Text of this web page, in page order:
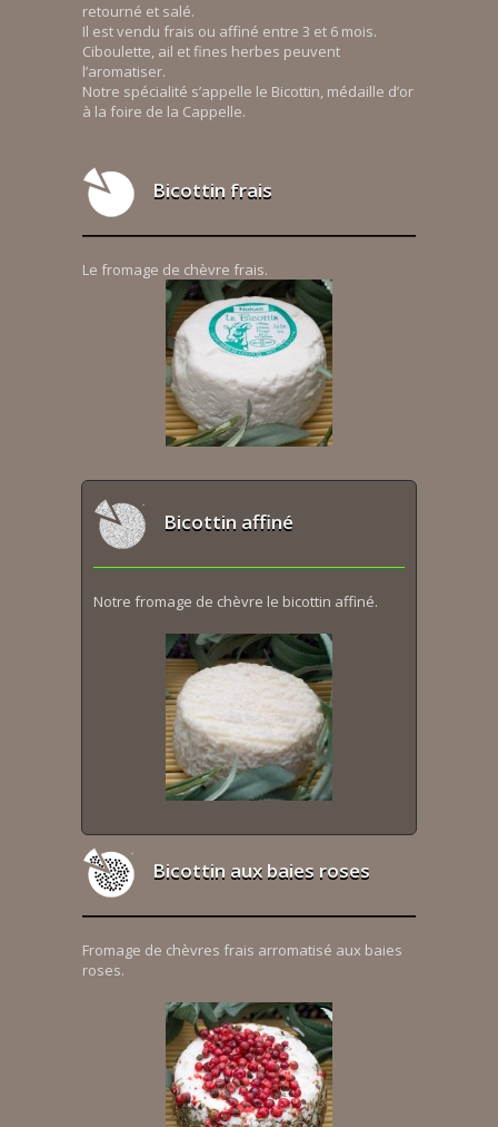
retourné et salé.
Il est vendu frais ou affiné entre 3 et 6 mois.
Ciboulette, ail et fines herbes peuvent
l’aromatiser.
Notre spécialité s’appelle le Bicottin, médaille d’or
à la foire de la Cappelle.
Bicottin frais
Le fromage de chèvre frais.
Bicottin affiné
Notre fromage de chèvre le bicottin affiné.
Bicottin aux baies roses
Fromage de chèvres frais arromatisé aux baies
roses.